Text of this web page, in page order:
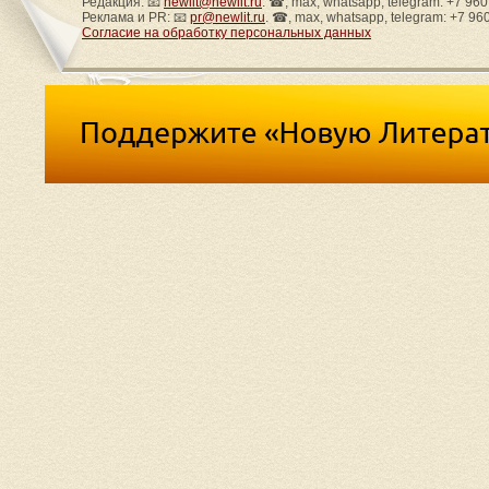
Реклама и PR: 📧 pr@newlit.ru. ☎, max, whatsapp, telegram: +7
Согласие на обработку персональных данных